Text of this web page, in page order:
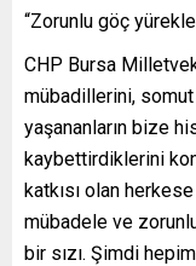
“Zorunlu göç
CHP Bursa
mübadillerini, somut
yaşananların bize
kaybettirdiklerini
katkısı olan
mübadele ve
bir sızı. Şimdi